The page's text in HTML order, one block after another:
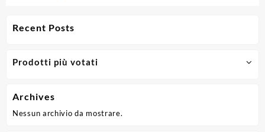
Recent Posts
Prodotti più votati
Archives
Nessun archivio da mostrare.